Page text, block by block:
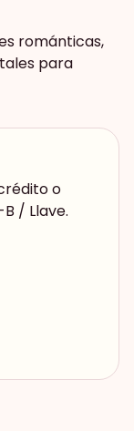
románticas,
para
o
/ Llave.